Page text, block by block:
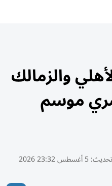
والزمالك
موسم
5 أغسطس 23:32 2026